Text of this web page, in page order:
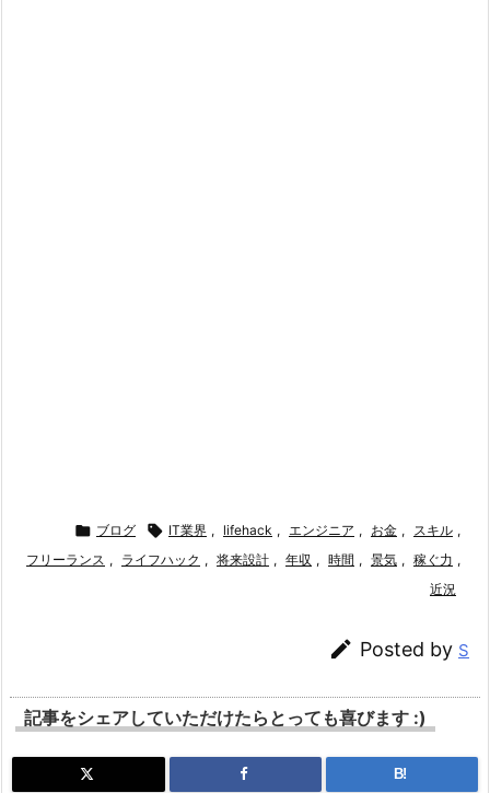
 ブログ  IT業界 , lifehack , エンジニア , お金 , スキル ,
フリーランス , ライフハック , 将来設計 , 年収 , 時間 , 景気 , 稼ぐ力 ,
近況
 Posted by S
記事をシェアしていただけたらとっても喜びます :)
B!